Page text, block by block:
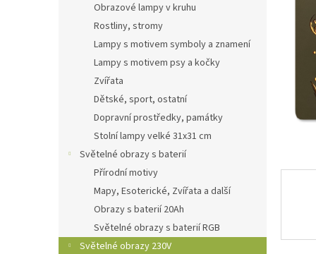
Obrazové lampy v kruhu
Rostliny, stromy
Lampy s motivem symboly a znamení
Lampy s motivem psy a kočky
Zvířata
Dětské, sport, ostatní
Dopravní prostředky, památky
Stolní lampy velké 31x31 cm
Světelné obrazy s baterií
Přírodní motivy
Mapy, Esoterické, Zvířata a další
Obrazy s baterií 20Ah
Světelné obrazy s baterií RGB
Světelné obrazy 230V